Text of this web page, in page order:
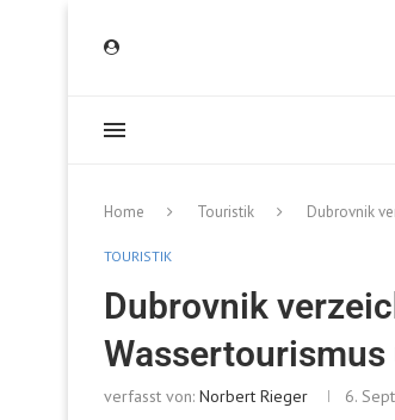
Home Touristik Dubrovnik
TOURISTIK
Dubrovnik
Wassertourismus
verfasst von: Norbert Rieger 6.